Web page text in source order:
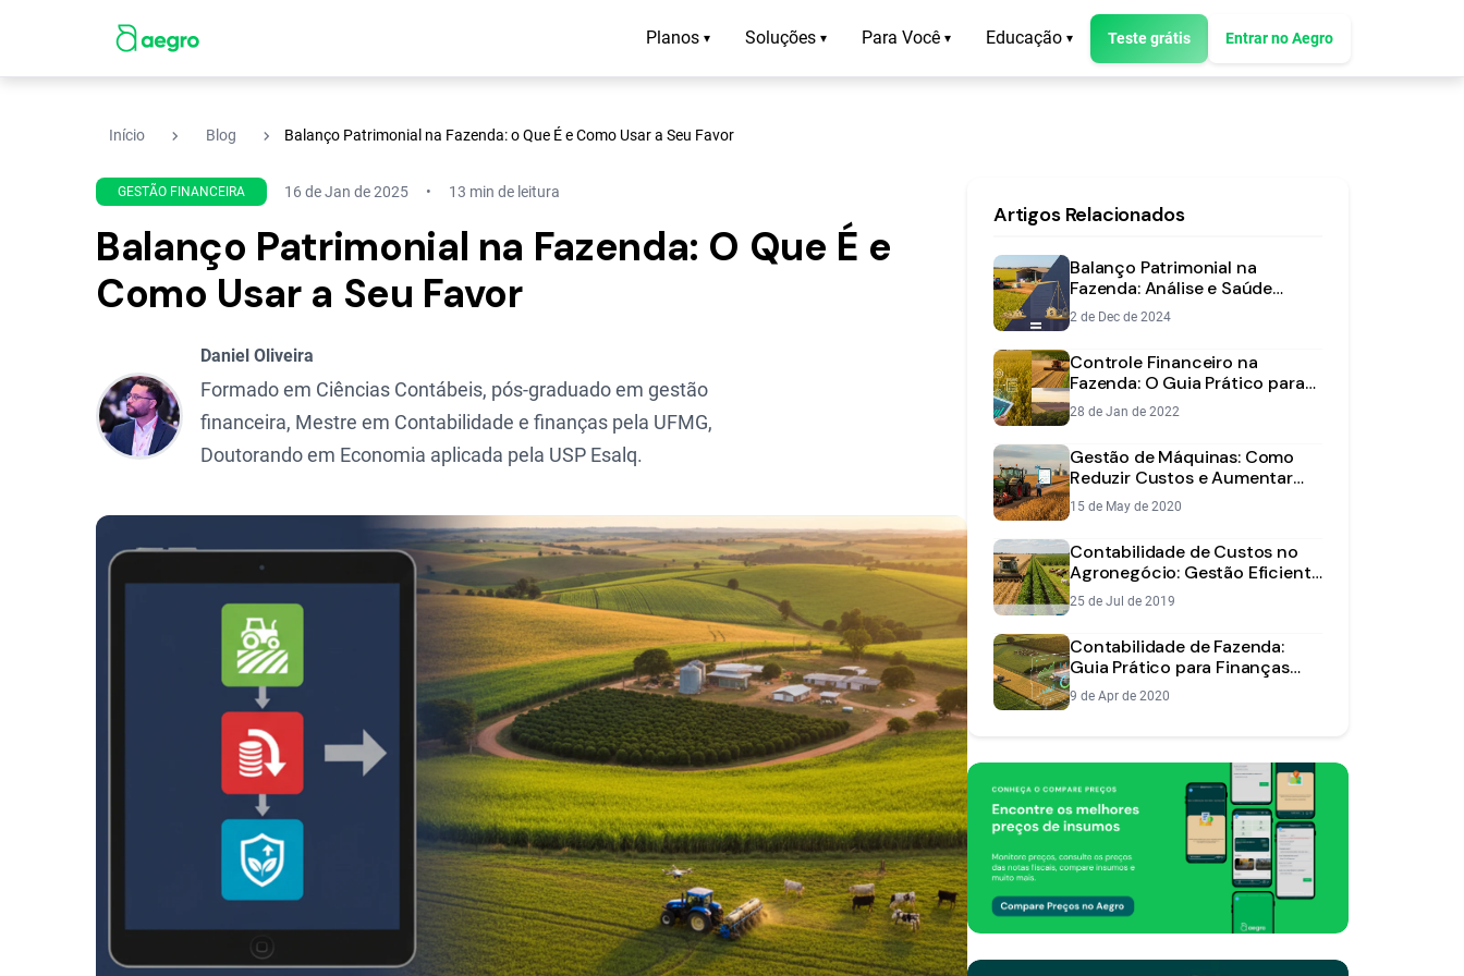
Planos ▾ Soluções ▾ Para Você ▾ Educação ▾ Teste grátis Entrar no Aegro
Início navigate_next Blog navigate_next Balanço Patrimonial na Fazenda: o Que É e Como Usar a Seu Favor
GESTÃO FINANCEIRA 16 de Jan de 2025 13 min de leitura
Balanço Patrimonial na Fazenda: O Que É e
Como Usar a Seu Favor
Daniel Oliveira
Formado em Ciências Contábeis, pós-graduado em gestão
financeira, Mestre em Contabilidade e finanças pela UFMG,
Doutorando em Economia aplicada pela USP Esalq.
Artigos Relacionados
Balanço Patrimonial na
Fazenda: Análise e Saúde
Financeira
2 de Dec de 2024
Controle Financeiro na
Fazenda: O Guia Prático para
Aumentar a Rentabilidade
28 de Jan de 2022
Gestão de Máquinas: Como
Reduzir Custos e Aumentar
Lucro Rural
15 de May de 2020
Contabilidade de Custos no
Agronegócio: Gestão Eficiente
da Fazenda
25 de Jul de 2019
Contabilidade de Fazenda:
Guia Prático para Finanças
Rurais
9 de Apr de 2020